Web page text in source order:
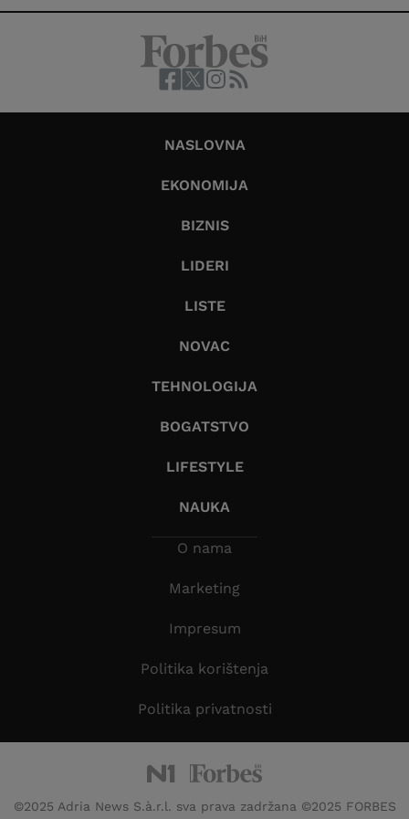
NASLOVNA
EKONOMIJA
BIZNIS
LIDERI
LISTE
NOVAC
TEHNOLOGIJA
BOGATSTVO
LIFESTYLE
NAUKA
O nama
Marketing
Impresum
Politika korištenja
Politika privatnosti
©2025 Adria News S.à.r.l. sva prava zadržana ©2025 FORBES